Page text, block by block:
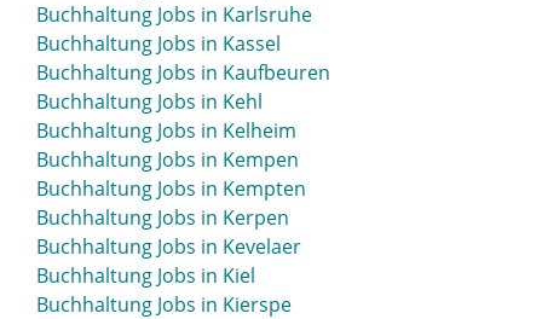
Buchhaltung Jobs in Karlsruhe
Buchhaltung Jobs in Kassel
Buchhaltung Jobs in Kaufbeuren
Buchhaltung Jobs in Kehl
Buchhaltung Jobs in Kelheim
Buchhaltung Jobs in Kempen
Buchhaltung Jobs in Kempten
Buchhaltung Jobs in Kerpen
Buchhaltung Jobs in Kevelaer
Buchhaltung Jobs in Kiel
Buchhaltung Jobs in Kierspe